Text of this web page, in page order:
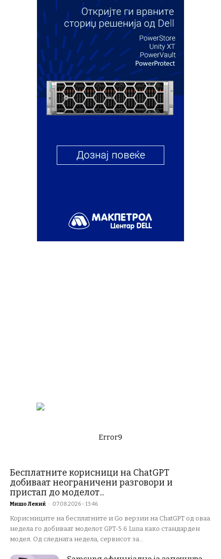
Error9
Бесплатните корисници на ChatGPT
добиваат неограничени разговори и
пристап до моделот...
Мишо Лекиќ - 07.08.2026 - 13:46
Корисниците на бесплатните и Go верзии на ChatGPT од оваа
недела го добиваат моделот GPT-5.6 Luna како стандарден
модел. Од следната недела, сервисот за...